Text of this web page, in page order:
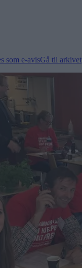
som e-avisGå til arkivet